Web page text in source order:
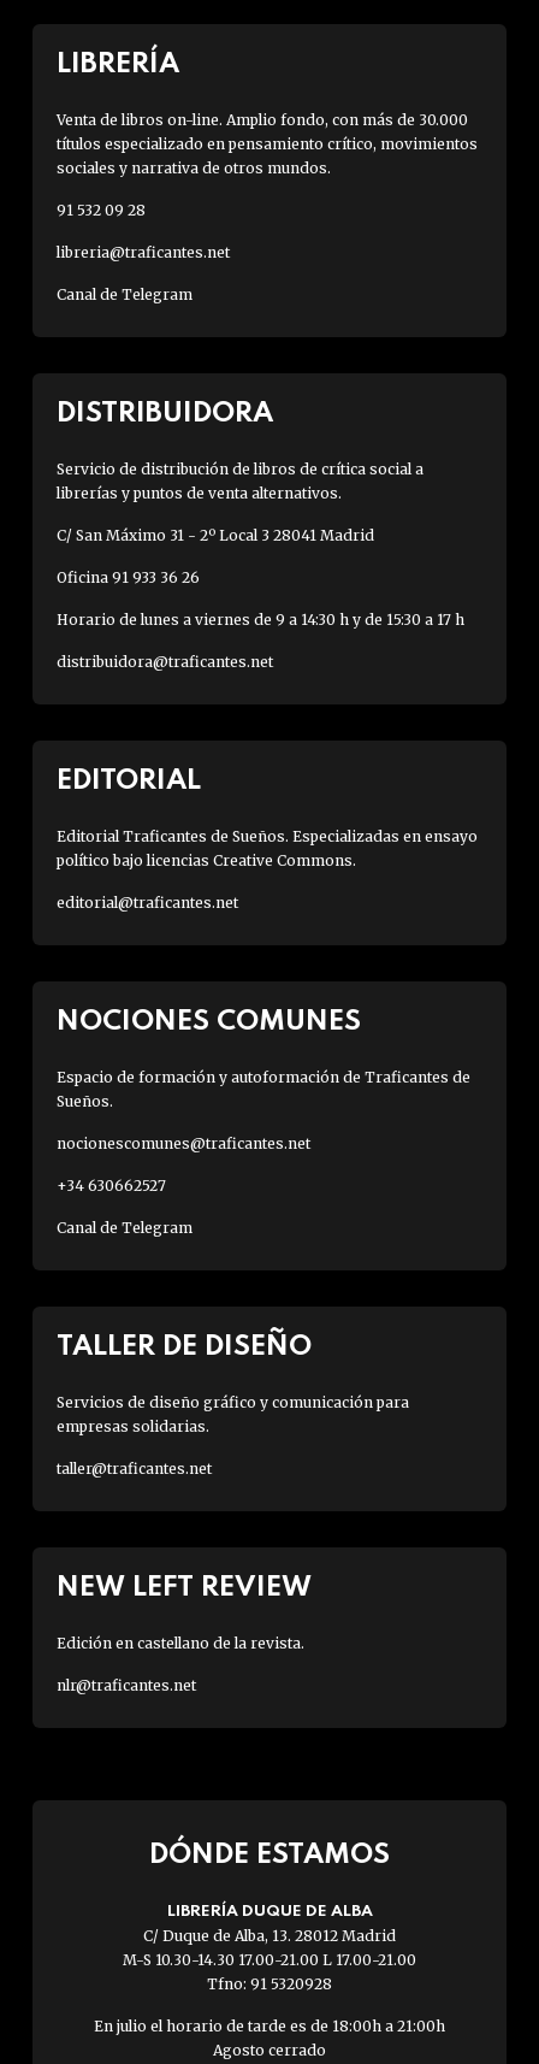
LIBRERÍA
Venta de libros on-line. Amplio fondo, con más de 30.000
títulos especializado en pensamiento crítico, movimientos
sociales y narrativa de otros mundos.
91 532 09 28
libreria@traficantes.net
Canal de Telegram
DISTRIBUIDORA
Servicio de distribución de libros de crítica social a
librerías y puntos de venta alternativos.
C/ San Máximo 31 - 2º Local 3 28041 Madrid
Oficina 91 933 36 26
Horario de lunes a viernes de 9 a 14:30 h y de 15:30 a 17 h
distribuidora@traficantes.net
EDITORIAL
Editorial Traficantes de Sueños. Especializadas en ensayo
político bajo licencias Creative Commons.
editorial@traficantes.net
NOCIONES COMUNES
Espacio de formación y autoformación de Traficantes de
Sueños.
nocionescomunes@traficantes.net
+34 630662527
Canal de Telegram
TALLER DE DISEÑO
Servicios de diseño gráfico y comunicación para
empresas solidarias.
taller@traficantes.net
NEW LEFT REVIEW
Edición en castellano de la revista.
nlr@traficantes.net
DÓNDE ESTAMOS
LIBRERÍA DUQUE DE ALBA
C/ Duque de Alba, 13. 28012 Madrid
M-S 10.30-14.30 17.00-21.00 L 17.00-21.00
Tfno: 91 5320928
En julio el horario de tarde es de 18:00h a 21:00h
Agosto cerrado